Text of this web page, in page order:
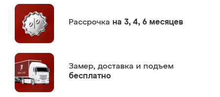
Рассрочка на 3, 4, 6 месяцев
Замер, доставка и подъем
бесплатно